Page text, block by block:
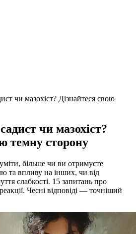
чи мазохіст? Дізнайтеся свою
чи мазохіст?
темну сторону
більше чи ви отримуєте
та впливу на інших, чи від
слабкості. 15 запитань про
Чесні відповіді — точніший